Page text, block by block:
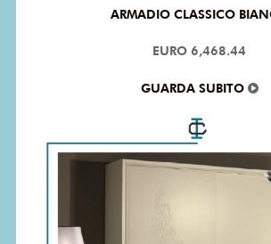
ARMADIO CLASSICO
EURO 6,468.44
GUARDA SUBITO